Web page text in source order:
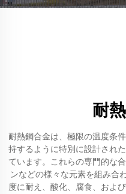
耐
耐熱鋼合金は、極限の温度条
持するように特別に設計され
ています。これらの専門的な
ンなどの様々な元素を組み合
度に耐え、酸化、腐食、およ